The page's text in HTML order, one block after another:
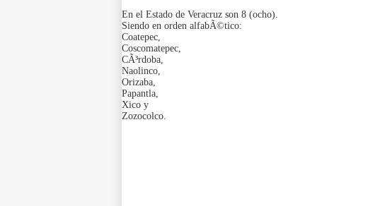
En el Estado de Veracruz son 8 (ocho).
Siendo en orden alfabÃ©tico:
Coatepec,
Coscomatepec,
CÃ³rdoba,
Naolinco,
Orizaba,
Papantla,
Xico y
Zozocolco.